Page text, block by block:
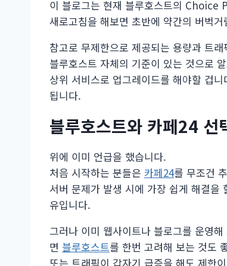
이 블로그는 현재 블루호스트의 Choice
새로고침을 해보면 초반에 약간의 버벅
참고로 무제한으로 제공되는 용량과 트
블루호스트 자체의 기준이 있는 것으로
상위 서비스로 업그레이드를 해야할 겁
됩니다.
블루호스트와 카페24 선
위에 이미 언급을 했습니다.
처음 시작하는 분들은 카페24를 무조건
서버 문제가 발생 시에 가장 쉽게 해결을
유입니다.
그러나 이미 웹사이트나 블로그를 운영
면 블루호스트를 한번 고려해 보는 것도
또는 트래픽이 갑자기 급증을 해도 제한